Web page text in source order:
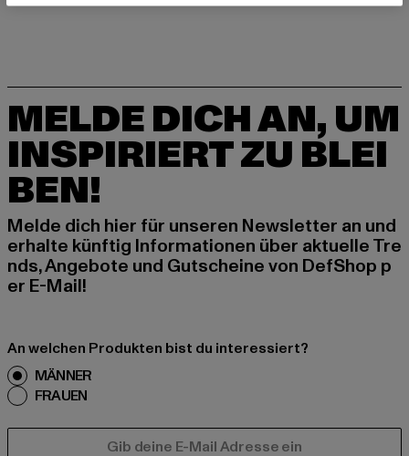
MELDE DICH AN, UM
INSPIRIERT ZU BLEI
BEN!
Melde dich hier für unseren Newsletter an und
erhalte künftig Informationen über aktuelle Tre
nds, Angebote und Gutscheine von DefShop p
er E-Mail!
An welchen Produkten bist du interessiert?
MÄNNER
FRAUEN